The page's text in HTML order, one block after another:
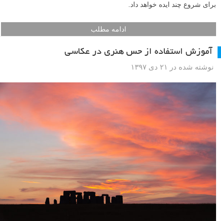
برای شروع چند ایده خواهد داد.
ادامه مطلب
آموزش استفاده از حس هنری در عکاسی
نوشته شده در ۲۱ دی ۱۳۹۷